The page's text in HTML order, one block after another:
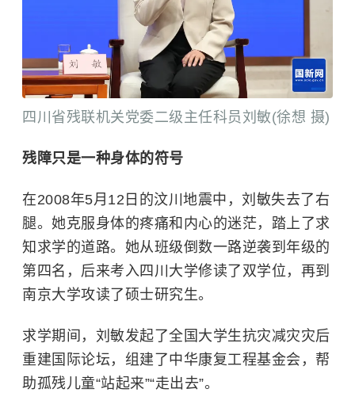
四川省残联机关党委二级主任科员刘敏(徐想 摄)
残障只是一种身体的符号
在2008年5月12日的汶川地震中，刘敏失去了右
腿。她克服身体的疼痛和内心的迷茫，踏上了求
知求学的道路。她从班级倒数一路逆袭到年级的
第四名，后来考入 四川大学修读了双学位，再到
南京大学攻读了硕士研究生。
求学期间，刘敏发起了全国大学生抗灾减灾灾后
重建国际论坛，组建了中华康复工程基金会，帮
助孤残儿童“站起来”“走出去”。